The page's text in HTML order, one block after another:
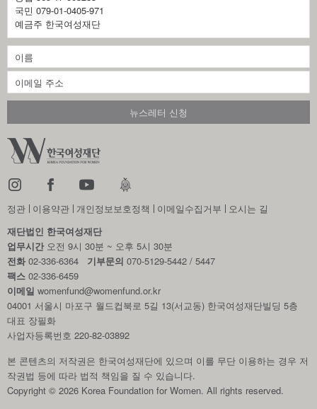
국민 079-01-0405-971
예금주 한국여성재단
정관 이용약관 개인정보보호정책 이메일수집거부
오시는 길
재단법인 한국여성재단
업무시간오전 9시 30분 ~ 오후 5시 30분
전화 02-336-6364 기부문의 070-5129-5442 / 5447
팩스 02-336-6459
이메일 womenfund@womenfund.or.kr
04001 서울시 마포구 월드컵북로 5길 13(서교동) 한국여성재단빌딩 5층
대표 장필화
사업자등록번호 220-82-03892
본 콘텐츠의 저작권은 한국여성재단에 있으며 이를 무단 이용하는 경우 저
작권법 등에 따라 법적 책임을 질 수 있습니다.
Copyright © 2026 Korea Foundation for Women. All rights reserved.